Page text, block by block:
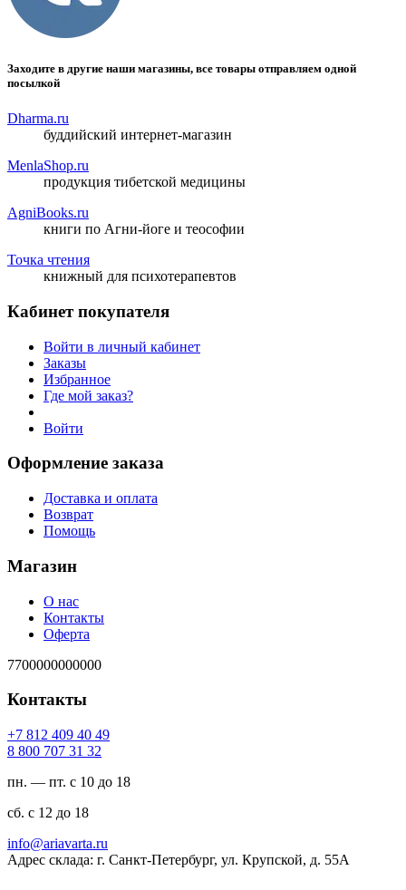
Заходите в другие наши магазины, все товары отправляем одной
посылкой
Dharma.ru
буддийский интернет-магазин
MenlaShop.ru
продукция тибетской медицины
AgniBooks.ru
книги по Агни-йоге и теософии
Точка чтения
книжный для психотерапевтов
Кабинет покупателя
Войти в личный кабинет
Заказы
Избранное
Где мой заказ?
Войти
Оформление заказа
Доставка и оплата
Возврат
Помощь
Магазин
О нас
Контакты
Оферта
7700000000000
Контакты
94 04 904 218 7+
23 13 707 008 8
пн. — пт. с 10 до 18
сб. с 12 до 18
ur.atravaira@ofni
Адрес склада: г. Санкт-Петербург, ул. Крупской, д. 55А